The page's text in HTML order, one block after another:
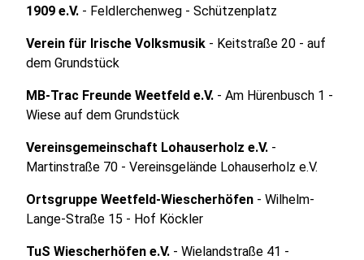
1909 e.V. - Feldlerchenweg - Schützenplatz
Verein für Irische Volksmusik - Keitstraße 20 - auf
dem Grundstück
MB-Trac Freunde Weetfeld e.V. - Am Hürenbusch 1 -
Wiese auf dem Grundstück
Vereinsgemeinschaft Lohauserholz e.V. -
Martinstraße 70 - Vereinsgelände Lohauserholz e.V.
Ortsgruppe Weetfeld-Wiescherhöfen - Wilhelm-
Lange-Straße 15 - Hof Köckler
TuS Wiescherhöfen e.V. - Wielandstraße 41 -